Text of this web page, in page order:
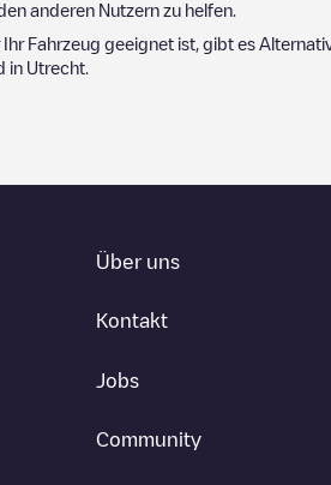
anderen Nutzern zu helfen.
Fahrzeug geeignet ist, gibt es
in Utrecht
Über uns
Kontakt
Jobs
Community